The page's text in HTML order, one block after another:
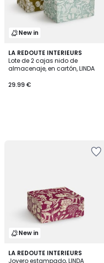
New in
LA REDOUTE INTERIEURS
Lote de 2 cajas nido de
almacenaje, en cartón, LINDA
29.99 €
New in
LA REDOUTE INTERIEURS
Joyero estampado, LINDA